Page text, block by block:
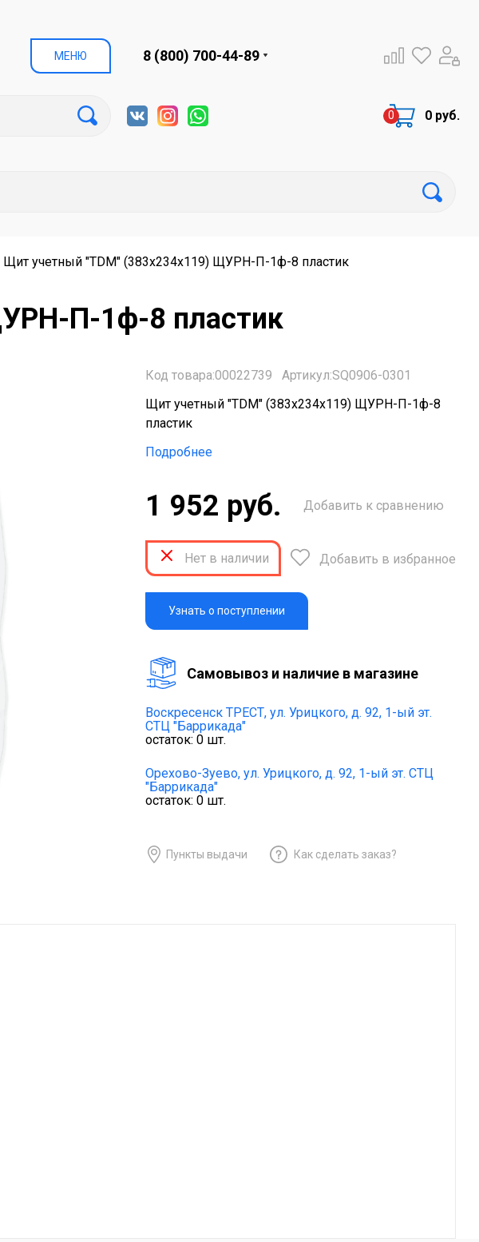
МЕНЮ 8 (800) 700-44-89
0 руб.
Щит учетный "TDM" (383х234х119) ЩУРН-П-1ф-8 пластик
П-1ф-8 пластик
Код товара:00022739
Артикул:SQ0906-0301
Щит учетный "TDM" (383х234х119) ЩУРН-П-1ф-8
пластик
Подробнее
1 952 руб.
Нет в наличии
Добавить к сравнению
Добавить в избранное
Узнать о поступлении
Cамовывоз и наличие в магазине
Воскресенск ТРЕСТ, ул. Урицкого, д. 92, 1-ый эт.
СТЦ "Баррикада"
остаток: 0 шт.
Орехово-Зуево, ул. Урицкого, д. 92, 1-ый эт. СТЦ
"Баррикада"
остаток: 0 шт.
Пункты выдачи Как сделать заказ?